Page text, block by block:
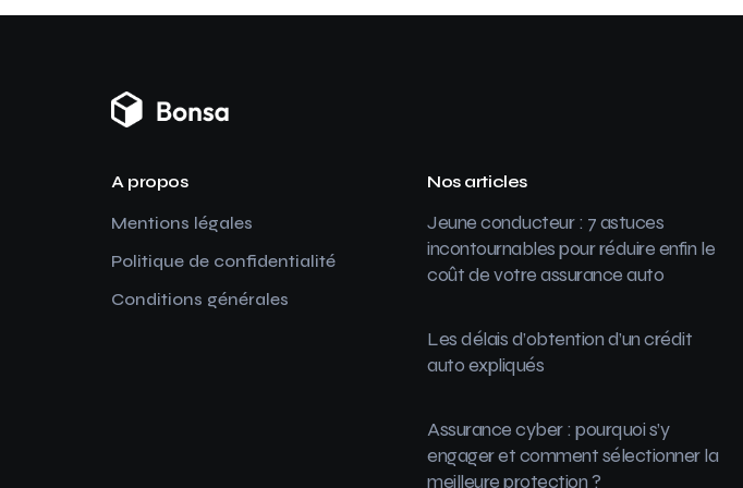
A propos
Mentions légales
Politique de confidentialité
Conditions générales
Nos articles
Jeune conducteur : 7 astuces
incontournables pour réduire enfin le
coût de votre assurance auto
Les délais d’obtention d’un crédit
auto expliqués
Assurance cyber : pourquoi s’y
engager et comment sélectionner la
meilleure protection ?